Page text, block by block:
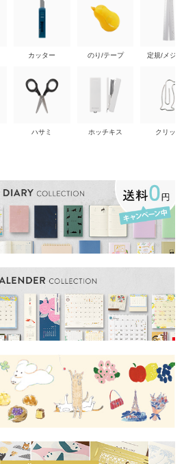
カッター
ハサミ
のり/テープ
ホッチキス
定規/メジ
クリップ